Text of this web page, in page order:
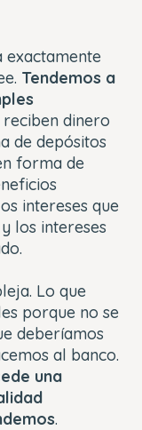
exactamente
Tendemos a
reciben dinero
de depósitos
forma de
intereses que
los intereses
Lo que
porque no se
deberíamos
al banco.
una
.